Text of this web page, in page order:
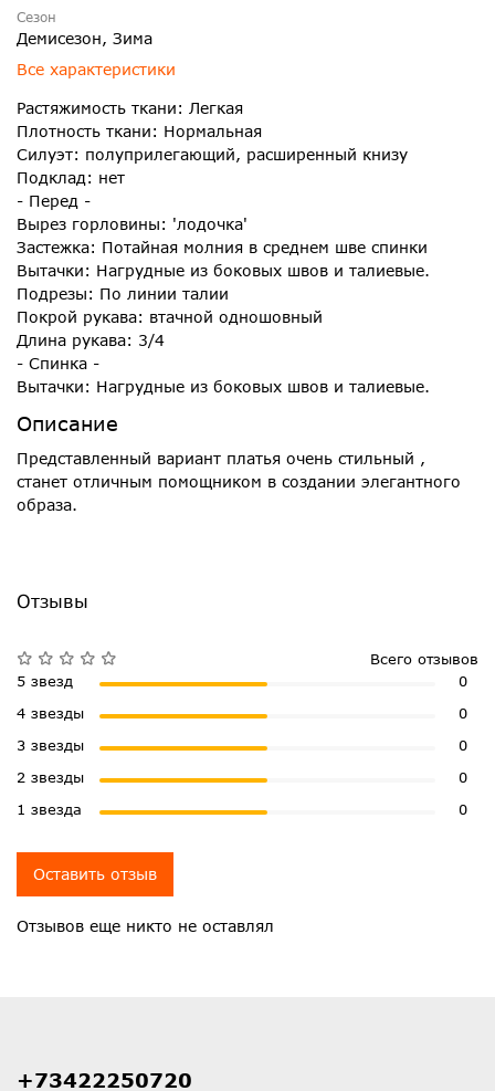
Сезон
Демисезон, Зима
Все характеристики
Растяжимость ткани: Легкая
Плотность ткани: Нормальная
Силуэт: полуприлегающий, расширенный книзу
Подклад: нет
- Перед -
Вырез горловины: 'лодочка'
Застежка: Потайная молния в среднем шве спинки
Вытачки: Нагрудные из боковых швов и талиевые.
Подрезы: По линии талии
Покрой рукава: втачной одношовный
Длина рукава: 3/4
- Спинка -
Вытачки: Нагрудные из боковых швов и талиевые.
Описание
Представленный вариант платья очень стильный ,
станет отличным помощником в создании элегантного
образа.
Отзывы
Отзывов еще никто не оставлял
Всего отзывов
5 звезд
0
4 звезды
0
3 звезды
0
2 звезды
0
1 звезда
0
Оставить отзыв
+73422250720